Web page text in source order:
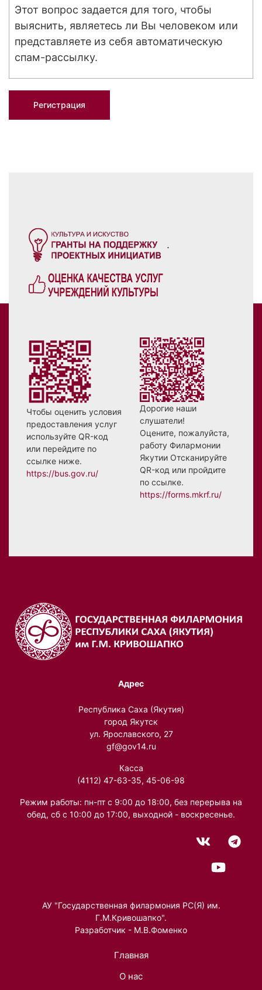
Этот вопрос задается для того, чтобы
выяснить, являетесь ли Вы человеком или
представляете из себя автоматическую
спам-рассылку.
.
Чтобы оценить условия
предоставления услуг
используйте QR-код
или перейдите по
ссылке ниже.
https://bus.gov.ru/
Дорогие наши
слушатели!
Оцените, пожалуйста,
работу Филармонии
Якутии Отсканируйте
QR-код или пройдите
по ссылке.
https://forms.mkrf.ru/
Адрес
Республика Саха (Якутия)
город Якутск
ул. Ярославского, 27
gf@gov14.ru
Касса
(4112) 47-63-35, 45-06-98
Режим работы: пн-пт с 9:00 до 18:00, без перерыва на
обед, сб с 10:00 до 17:00, выходной - воскресенье.
АУ "Государственная филармония РС(Я) им.
Г.М.Кривошапко".
Разработчик - М.В.Фоменко
Главная
О нас